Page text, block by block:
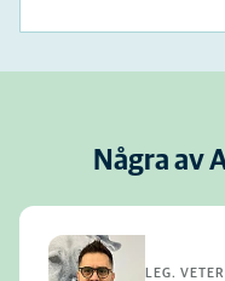
Några av
LEG.